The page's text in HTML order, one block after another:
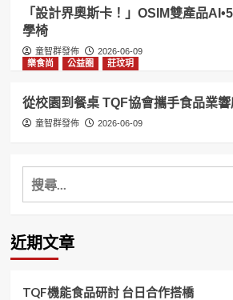
「設計界奧斯卡！」OSIM雙產品
學椅
童智群發佈
2026-06-09
樂食尚
公益圈 莊玟玥
從校園到餐桌 TQF協會攜手食品業響
童智群發佈 2026-06-09
搜
尋
鍵
字:
近期文章
TQF機能食品研討 台日合作搭橋